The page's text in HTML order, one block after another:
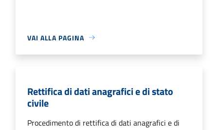
VAI ALLA PAGINA
Rettifica di dati anagrafici e di stato
civile
Procedimento di rettifica di dati anagrafici e di